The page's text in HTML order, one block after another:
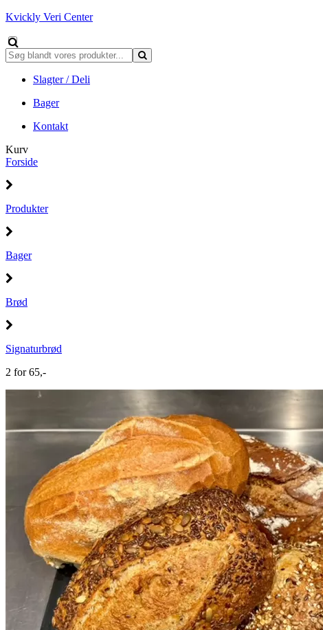
Kvickly Veri Center
Slagter / Deli
Bager
Kontakt
Kurv
Forside
Produkter
Bager
Brød
Signaturbrød
2 for 65,-